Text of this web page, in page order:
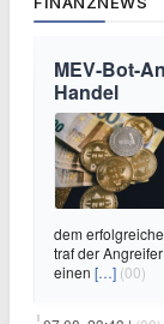
MEV-Bot-
Handel
dem
traf der
einen […] (00)